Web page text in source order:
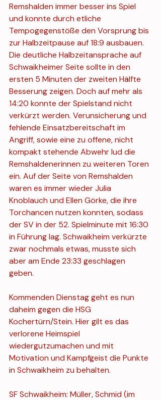
Remshalden immer besser ins Spiel
und konnte durch etliche
Tempogegenstöße den Vorsprung bis
zur Halbzeitpause auf 18:9 ausbauen.
Die deutliche Halbzeitansprache auf
Schwaikheimer Seite sollte in den
ersten 5 Minuten der zweiten Hälfte
Besserung zeigen. Doch auf mehr als
14:20 konnte der Spielstand nicht
verkürzt werden. Verunsicherung und
fehlende Einsatzbereitschaft im
Angriff, sowie eine zu offene, nicht
kompakt stehende Abwehr lud die
Remshaldenerinnen zu weiteren Toren
ein. Auf der Seite von Remshalden
waren es immer wieder Julia
Knoblauch und Ellen Görke, die ihre
Torchancen nutzen konnten, sodass
der SV in der 52. Spielminute mit 16:30
in Führung lag. Schwaikheim verkürzte
zwar nochmals etwas, musste sich
aber am Ende 23:33 geschlagen
geben.
Kommenden Dienstag geht es nun
daheim gegen die HSG
Kochertürn/Stein. Hier gilt es das
verlorene Heimspiel
wiedergutzumachen und mit
Motivation und Kampfgeist die Punkte
in Schwaikheim zu behalten.
SF Schwaikheim: Müller, Schmid (im